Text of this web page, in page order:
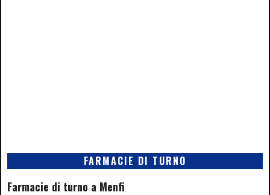
FARMACIE DI TURNO
Farmacie di turno a Menfi